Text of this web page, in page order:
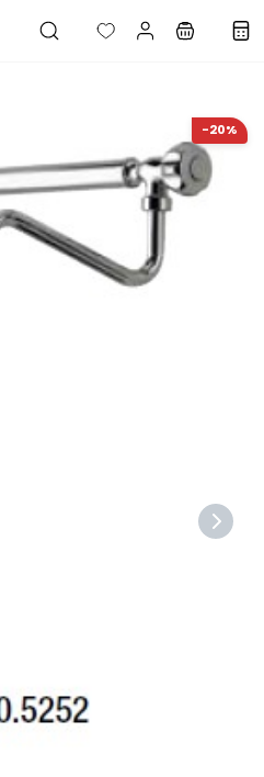
-20%